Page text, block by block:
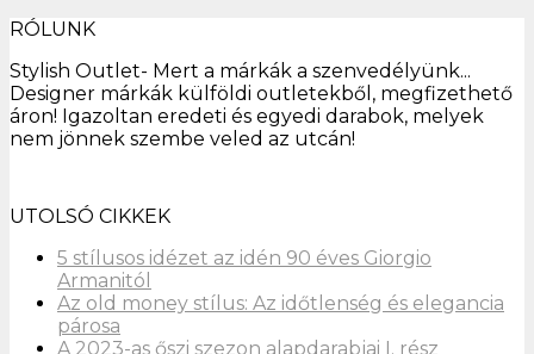
RÓLUNK
Stylish Outlet- Mert a márkák a szenvedélyünk...
Designer márkák külföldi outletekből, megfizethető
áron! Igazoltan eredeti és egyedi darabok, melyek
nem jönnek szembe veled az utcán!
UTOLSÓ CIKKEK
5 stílusos idézet az idén 90 éves Giorgio
Armanitól
Az old money stílus: Az időtlenség és elegancia
párosa
A 2023-as őszi szezon alapdarabjai I. rész